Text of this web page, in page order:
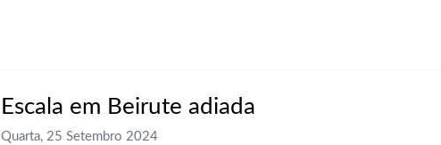
Escala em Beirute adiada
Quarta, 25 Setembro 2024